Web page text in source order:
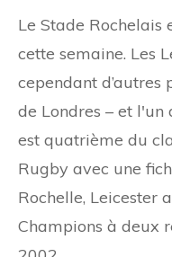
Le Stade Rochelais
cette semaine. Les
cependant d’autres
de Londres – et l'un
est quatrième du
Rugby avec une
Rochelle, Leicester
Champions à deux